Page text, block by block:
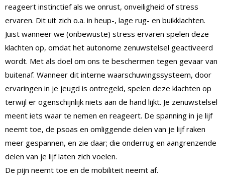
reageert instinctief als we onrust, onveiligheid of stress
ervaren. Dit uit zich o.a. in heup-, lage rug- en buikklachten.
Juist wanneer we (onbewuste) stress ervaren spelen deze
klachten op, omdat het autonome zenuwstelsel geactiveerd
wordt. Met als doel om ons te beschermen tegen gevaar van
buitenaf. Wanneer dit interne waarschuwingssysteem, door
ervaringen in je jeugd is ontregeld, spelen deze klachten op
terwijl er ogenschijnlijk niets aan de hand lijkt. Je zenuwstelsel
meent iets waar te nemen en reageert. De spanning in je lijf
neemt toe, de psoas en omliggende delen van je lijf raken
meer gespannen, en zie daar; die onderrug en aangrenzende
delen van je lijf laten zich voelen.
De pijn neemt toe en de mobiliteit neemt af.